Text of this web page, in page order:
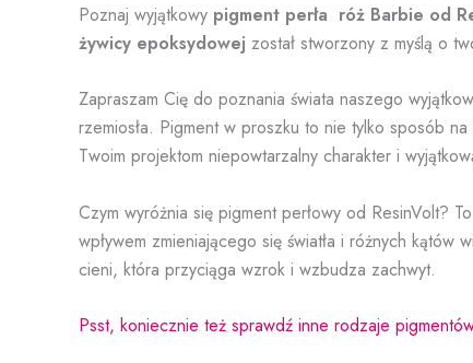
Poznaj wyjątkowy pigment perła róż Barbie od
żywicy epoksydowej został stworzony z myślą o
Zapraszam Cię do poznania świata naszego
rzemiosła. Pigment w proszku to nie tylko sposób
Twoim projektom niepowtarzalny charakter i
Czym wyróżnia się pigment perłowy od ResinVolt?
wpływem zmieniającego się światła i różnych
cieni, która przyciąga wzrok i wzbudza zachwyt.
Psst, koniecznie też sprawdź inne rodzaje